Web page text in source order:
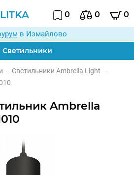
0 0 0
в Измайлово
Светильники
– Светильники Ambrella Light –
Ambrella